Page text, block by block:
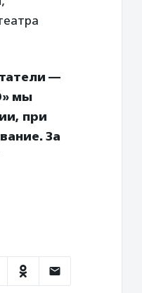
—
мы
при
За